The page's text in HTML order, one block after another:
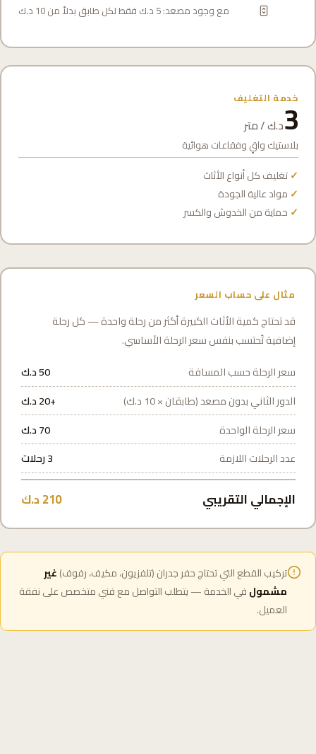
مع وجود مصعد: 5 د.ك فقط لكل طابق بدلاً من 10 د.ك
خدمة التغليف
3د.ك / متر
بلاستيك واقٍ وفقاعات هوائية
تغليف كل أنواع الأثاث
مواد عالية الجودة
حماية من الخدوش والكسر
مثال على حساب السعر
قد تحتاج كمية الأثاث الكبيرة أكثر من رحلة واحدة — كل رحلة
إضافية تُحتسب بنفس سعر الرحلة الأساسي.
سعر الرحلة حسب المسافة
50 د.ك
الدور الثاني بدون مصعد (طابقان × 10 د.ك)
+20 د.ك
سعر الرحلة الواحدة
70 د.ك
عدد الرحلات اللازمة
3 رحلات
الإجمالي التقريبي 210 د.ك
تركيب القطع التي تحتاج حفر جدران (تلفزيون، مكيف، رفوف)غير
مشمولفي الخدمة — يتطلب التواصل مع فني متخصص على نفقة
العميل.